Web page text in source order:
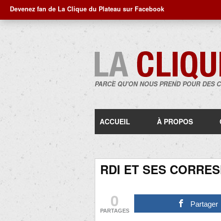
Devenez fan de La Clique du Plateau sur Facebook
PARCE QU'ON NOUS PREND POUR DES
ACCUEIL À PROPOS
RDI ET SES
0
PARTAGES
Partager